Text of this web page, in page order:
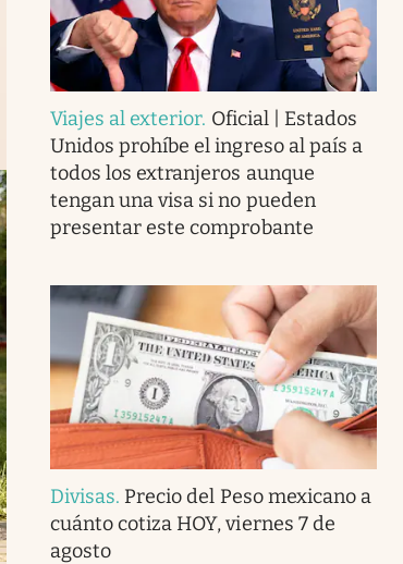
Viajes al exterior. Oficial | Estados
Unidos prohíbe el ingreso al país a
todos los extranjeros aunque
tengan una visa si no pueden
presentar este comprobante
Divisas. Precio del Peso mexicano a
cuánto cotiza HOY, viernes 7 de
agosto